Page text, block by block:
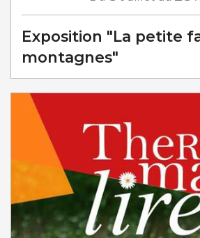
Exposition "La petite
montagnes"